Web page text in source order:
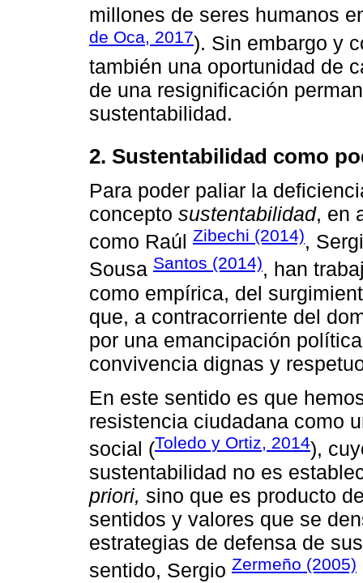
millones de seres humanos
de Oca, 2017). Sin embargo y
también una oportunidad de
de una resignificación
sustentabilidad.
2. Sustentabilidad como
Para poder paliar la
concepto sustentabilidad, en
como Raúl Zibechi (2014),
Sousa Santos (2014), han
como empírica, del
que, a contracorriente del
por una emancipación
convivencia dignas y
En este sentido es que
resistencia ciudadana como
social (Toledo y Ortiz, 2014),
sustentabilidad no es
priori, sino que es producto
sentidos y valores que se
estrategias de defensa de
sentido, Sergio Zermeño (2005)